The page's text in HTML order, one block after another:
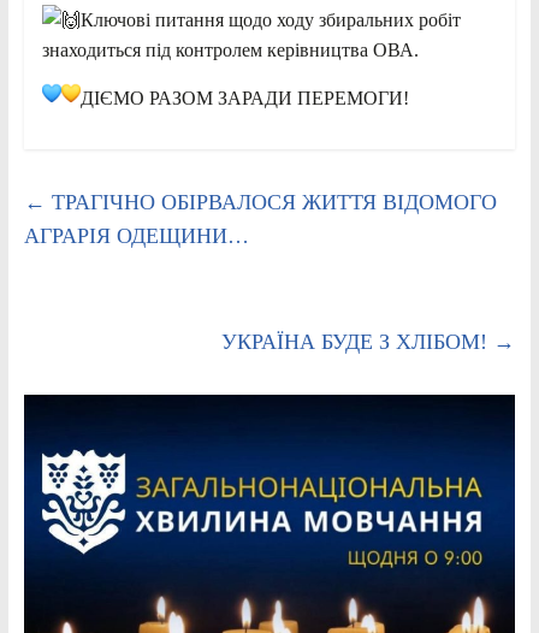
Ключові питання щодо ходу збиральних робіт
знаходиться під контролем керівництва ОВА.
ДІЄМО РАЗОМ ЗАРАДИ ПЕРЕМОГИ!
← ТРАГІЧНО ОБІРВАЛОСЯ ЖИТТЯ ВІДОМОГО
АГРАРІЯ ОДЕЩИНИ…
УКРАЇНА БУДЕ З ХЛІБОМ! →